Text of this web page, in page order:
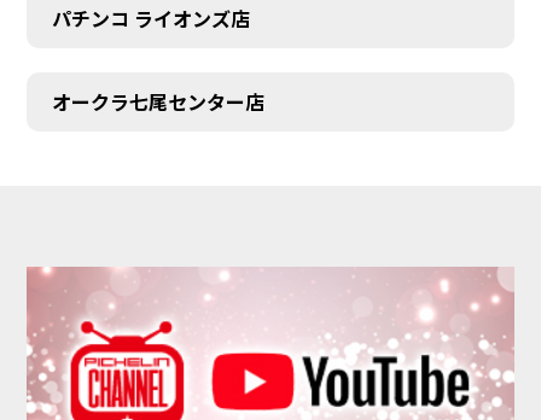
パチンコ ライオンズ店
オークラ七尾センター店